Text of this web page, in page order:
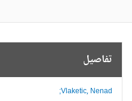
تفاصيل
Vlaketic, Nenad;